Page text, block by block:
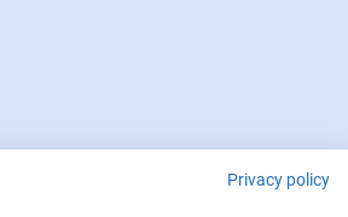
Privacy policy